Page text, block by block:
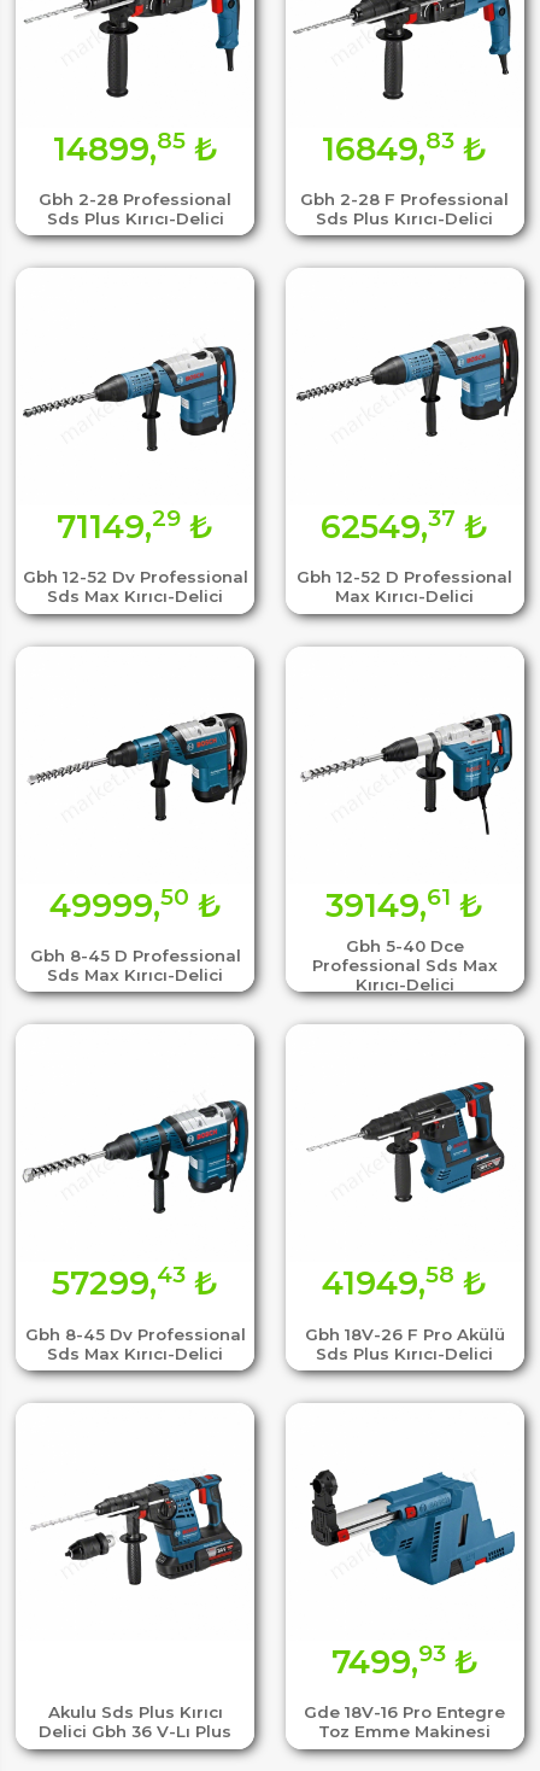
Gbh 2-28 Professional
Sds Plus Kırıcı-Delici
14899,85₺
Gbh 2-28 F Professional
Sds Plus Kırıcı-Delici
16849,83 ₺
Gbh 12-52 Dv Professional
Sds Max Kırıcı-Delici
71149,29 ₺
Gbh 12-52 D Professional
Max Kırıcı-Delici
62549,37 ₺
Gbh 8-45 D Professional
Sds Max Kırıcı-Delici
49999,50 ₺
Gbh 5-40 Dce
Professional Sds Max
Kırıcı-Delici
39149,61 ₺
Gbh 8-45 Dv Professional
Sds Max Kırıcı-Delici
57299,43 ₺
Gbh 18V-26 F Pro Akülü
Sds Plus Kırıcı-Delici
41949,58 ₺
Akulu Sds Plus Kırıcı
Delici Gbh 36 V-Lı Plus
Gde 18V-16 Pro Entegre
Toz Emme Makinesi
7499,93₺